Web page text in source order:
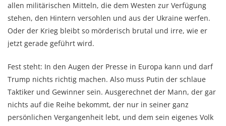
allen militärischen Mitteln, die dem Westen zur Verfügung
stehen, den Hintern versohlen und aus der Ukraine werfen.
Oder der Krieg bleibt so mörderisch brutal und irre, wie er
jetzt gerade geführt wird.
Fest steht: In den Augen der Presse in Europa kann und darf
Trump nichts richtig machen. Also muss Putin der schlaue
Taktiker und Gewinner sein. Ausgerechnet der Mann, der gar
nichts auf die Reihe bekommt, der nur in seiner ganz
persönlichen Vergangenheit lebt, und dem sein eigenes Volk